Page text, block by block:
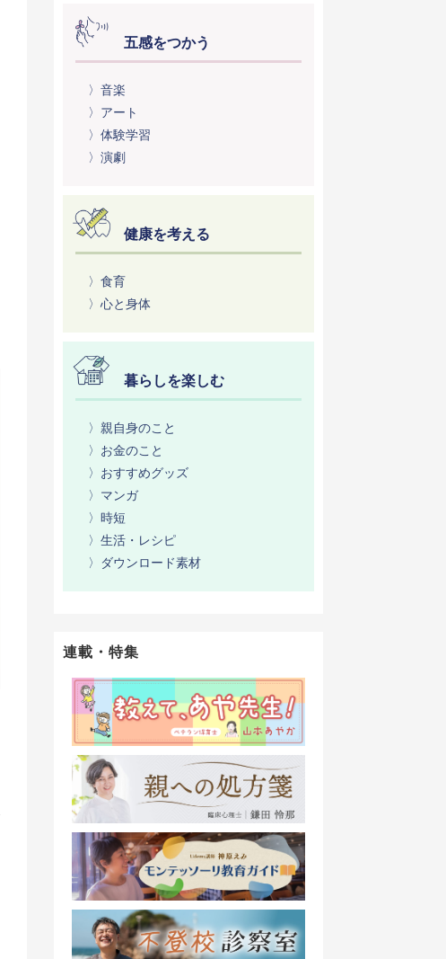
五感をつかう
〉音楽
〉アート
〉体験学習
〉演劇
健康を考える
〉食育
〉心と身体
暮らしを楽しむ
〉親自身のこと
〉お金のこと
〉おすすめグッズ
〉マンガ
〉時短
〉生活・レシピ
〉ダウンロード素材
連載・特集